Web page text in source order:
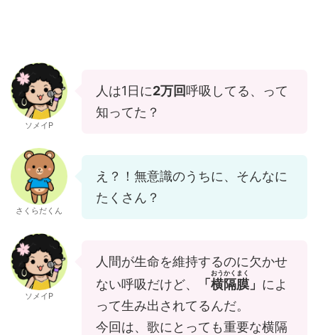
ソメイP
人は1日に2万回呼吸してる、って
知ってた？
さくらだくん
え？！無意識のうちに、そんなに
たくさん？
ソメイP
人間が生命を維持するのに欠かせ
ない呼吸だけど、
「 横隔膜
おうかくまく
」 によ
って生み出されてるんだ。
今回は、歌にとっても重要な横隔